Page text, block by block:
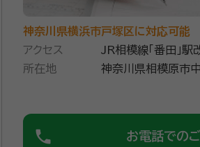
神奈川県横浜市戸塚区に対応可能
アクセス
JR相模線「番田」
約８分
所在地 神奈川県相模原市中
phone お電話での